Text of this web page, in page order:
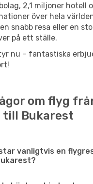
2,1 miljoner hotell
över hela
snabb resa eller en
på ett ställe.
nu – fantastiska
om flyg
till Bukarest
vanligtvis en